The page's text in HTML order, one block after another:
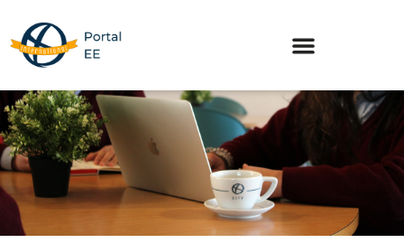
content